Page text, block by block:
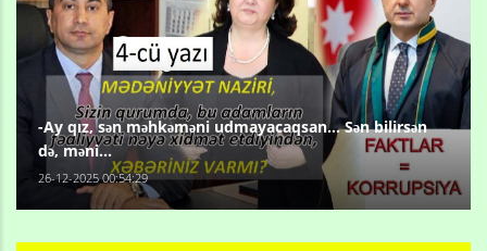
-Ay qız, sən məhkəməni udmayacaqsan... Sən bilirsən
də, məni...
26-12-2025 00:54:29